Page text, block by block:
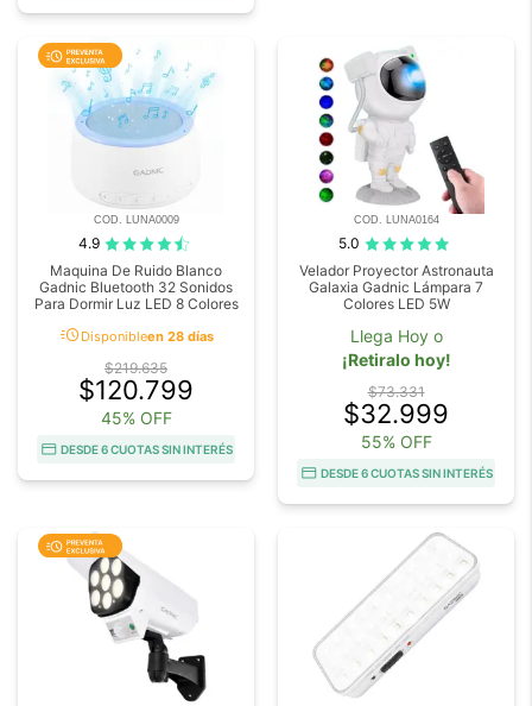
COD. LUNA0009
4.9
Maquina De Ruido Blanco
Gadnic Bluetooth 32 Sonidos
Para Dormir Luz LED 8 Colores
acuteDisponibleen 28 días
$219.635
$120.799
45% OFF
DESDE 6 CUOTAS SIN INTERÉS
COD. LUNA0164
5.0
Velador Proyector Astronauta
Galaxia Gadnic Lámpara 7
Colores LED 5W
Llega Hoy o
¡Retiralo hoy!
$73.331
$32.999
55% OFF
DESDE 6 CUOTAS SIN INTERÉS